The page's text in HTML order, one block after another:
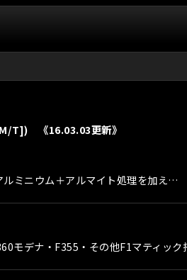
T]) 《16.03.03更新》
ミニウム＋アルマイト処理を加え…
モデナ・F355・その他F1マティッ